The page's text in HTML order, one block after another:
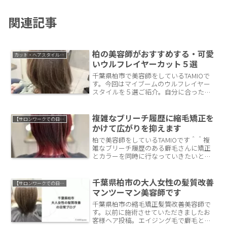
関連記事
カット・ヘアスタイルについて
柏の美容師がおすすめする・可愛
いウルフレイヤーカット５選
千葉県柏市で美容師をしているTAMIOで
す。今回はマイブームのウルフレイヤー
スタイルを５選ご紹介。自分に合ったウ
【サロンワークでの日常】
複雑なブリーチ履歴に縮毛矯正を
かけて広がりを抑えます
柏で美容師をしているTAMIOです＾＾複
雑なブリーチ履歴のある癖毛さんに矯正
とカラーを同時に行なっていきたいと思
【サロンワークでの日常】
千葉県柏市の大人女性の髪質改善
マンツーマン美容師です
千葉県柏市の縮毛矯正髪質改善美容師で
す。以前に施術させていただきましたお
客様ヘア投稿。エイジング毛で癖毛と白